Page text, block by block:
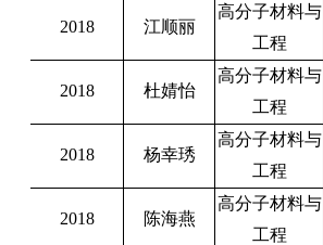
2018 江顺丽
高分子材料与
工程
2018 杜婧怡
高分子材料与
工程
2018 杨幸琇
高分子材料与
工程
2018 陈海燕
高分子材料与
工程